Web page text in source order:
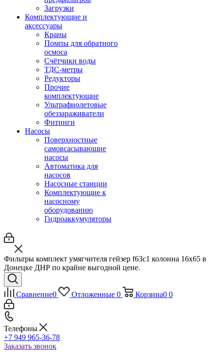
Загрузки
Комплектующие и
аксессуары
Краны
Помпы для обратного
осмоса
Счётчики воды
ТДС-метры
Редукторы
Прочие
комплектующие
Ультрафиолетовые
обеззараживатели
Фитинги
Насосы
Поверхностные
самовсасывающие
насосы
Автоматика для
насосов
Насосные станции
Комплектующие к
насосному
оборудованию
Гидроаккумуляторы
Фильтры комплект умягчителя гейзер f63c1 колонна 16х65 в
Донецке ДНР по крайне выгодной цене.
Сравнение0 Отложенные 0 Корзина0 0
Телефоны
+7 949 965-36-78
Заказать звонок